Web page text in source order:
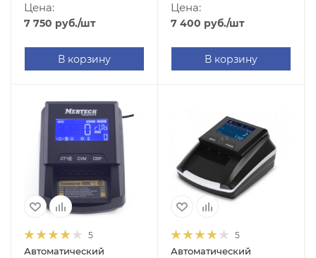
Цена:
7 750 руб./шт
В корзину
Цена:
7 400 руб./шт
В корзину
5
Автоматический
5
Автоматический